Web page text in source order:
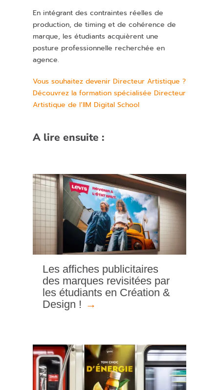
En intégrant des contraintes réelles de
production, de timing et de cohérence de
marque, les étudiants acquièrent une
posture professionnelle recherchée en
agence.
Vous souhaitez devenir Directeur Artistique ?
Découvrez la formation spécialisée Directeur
Artistique de l’IIM Digital School
A lire ensuite :
Les affiches publicitaires
des marques revisitées par
les étudiants en Création &
Design !